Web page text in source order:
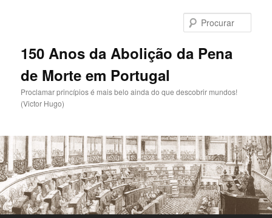
primário150 Anos da Abolição da Pena
de Morte em Portugal
Proclamar princípios é mais belo ainda do que descobrir mundos!
(Victor Hugo)